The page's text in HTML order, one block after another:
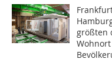
größten